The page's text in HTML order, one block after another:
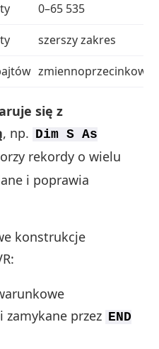
0–65 535
szerszy zakres
zmiennoprzecinkowe
się z
, np. Dim S As
rekordy o wielu
i poprawia
konstrukcje
przez END